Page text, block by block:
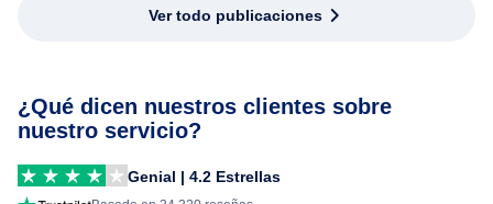
Ver todo publicaciones
¿Qué dicen nuestros clientes sobre
nuestro servicio?
Genial | 4.2 Estrellas